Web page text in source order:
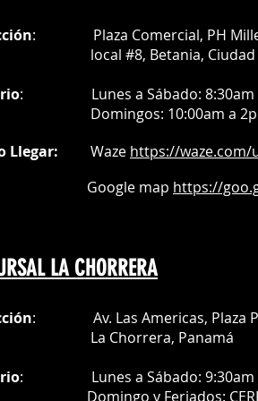
realizar la compra registra su
* durante los
naturales posteriores a la fecha de
gratuitamente una extensión
garantía (no aplica para la
la garantía, inicialmente debe
en la sección soporte, y después
generar un ticket con su
las garantías de todos nuestros
a la verificación y diagnóstico
y factura original de
reparar durante el período de
productos que presenten daños
de acuerdo con las
: Plaza Comercial, PH
#8, Betania, Ciudad de
: Lunes a Sábado:
Domingos: 10:00am a
Llegar: Waze https://waze.com/
map https://
LA CHORRERA
: Av. Las Americas, Plaza
Chorrera, Panamá
: Lunes a Sábado:
mingo y Feriados: